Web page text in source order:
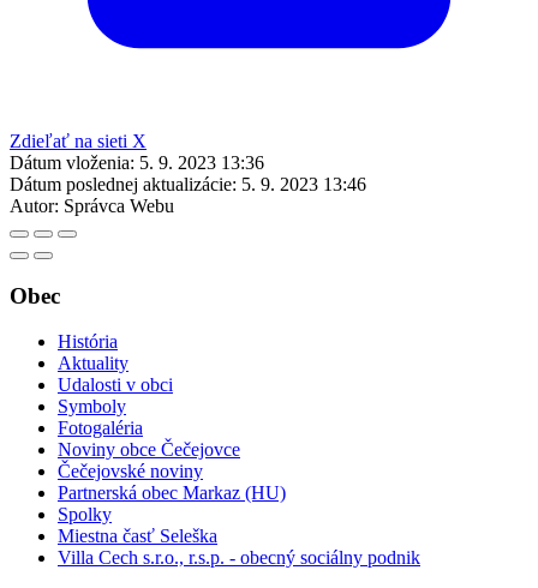
Zdieľať na sieti X
Dátum vloženia: 5. 9. 2023 13:36
Dátum poslednej aktualizácie: 5. 9. 2023 13:46
Autor: Správca Webu
Obec
História
Aktuality
Udalosti v obci
Symboly
Fotogaléria
Noviny obce Čečejovce
Čečejovské noviny
Partnerská obec Markaz (HU)
Spolky
Miestna časť Seleška
Villa Cech s.r.o., r.s.p. - obecný sociálny podnik